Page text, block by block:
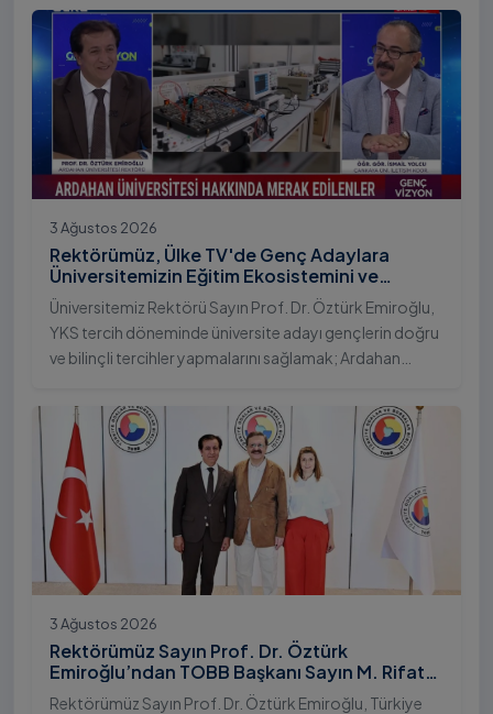
Bilim Diplomasisi: Akademi Lansmanı” programına
katıldı.
3 Ağustos 2026
Rektörümüz, Ülke TV'de Genç Adaylara
Üniversitemizin Eğitim Ekosistemini ve
Sunduğu Nitelikli İmkânları Anlattı
Üniversitemiz Rektörü Sayın Prof. Dr. Öztürk Emiroğlu,
YKS tercih döneminde üniversite adayı gençlerin doğru
ve bilinçli tercihler yapmalarını sağlamak; Ardahan
çeşitliliğini ve nitelikli imkânlarını aktarmak üzere Ülke TV
ekranlarında yayımlanan "Genç Vizyon" programına
canlı yayın konuğu olarak katıldı.
3 Ağustos 2026
Rektörümüz Sayın Prof. Dr. Öztürk
Emiroğlu’ndan TOBB Başkanı Sayın M. Rifat
Hisarcıklıoğlu’na Ziyaret
Rektörümüz Sayın Prof. Dr. Öztürk Emiroğlu, Türkiye